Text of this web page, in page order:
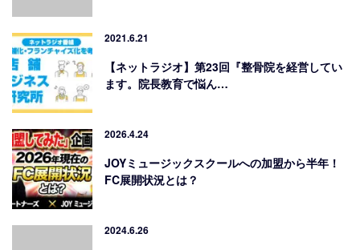
2021.6.21
【ネットラジオ】第23回『整骨院を経営してい
ます。院長教育で悩ん…
2026.4.24
JOYミュージックスクールへの加盟から半年！
FC展開状況とは？
2024.6.26